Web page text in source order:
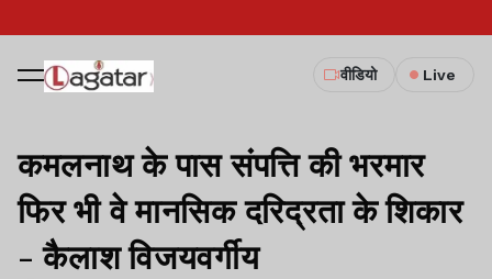
वीडियो Live
कमलनाथ के पास संपत्ति की भरमार
फिर भी वे मानसिक दरिद्रता के शिकार
- कैलाश विजयवर्गीय